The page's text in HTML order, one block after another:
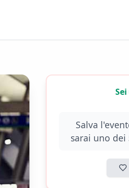
Salva
sarai uno dei